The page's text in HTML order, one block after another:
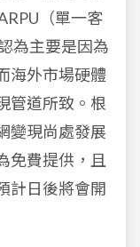
（單一客
為主要是因為
海外市場硬體
管道所致。根
變現尚處發展
免費提供，且
計日後將會開